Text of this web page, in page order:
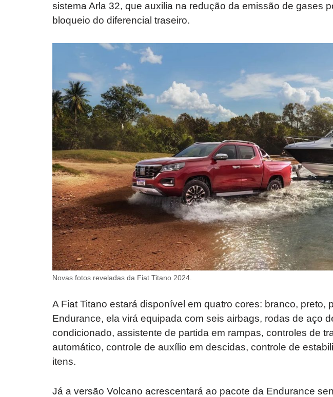
sistema Arla 32, que auxilia na redução da emissão de gases
bloqueio do diferencial traseiro.
Novas fotos reveladas da Fiat Titano 2024.
A Fiat Titano estará disponível em quatro cores: branco, preto,
Endurance, ela virá equipada com seis airbags, rodas de aço
condicionado, assistente de partida em rampas, controles de
automático, controle de auxílio em descidas, controle de
itens.
Já a versão Volcano acrescentará ao pacote da Endurance